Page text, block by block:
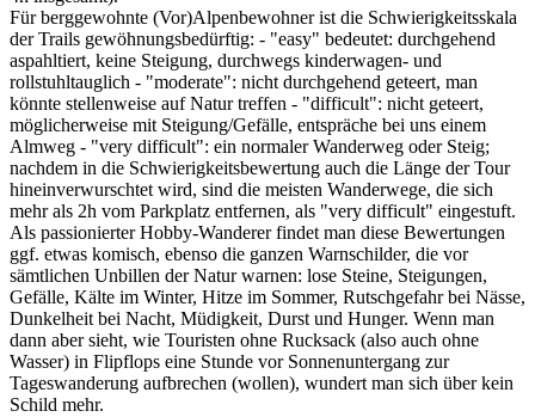
Für berggewohnte (Vor)Alpenbewohner ist die Schwierigkeitsskala
der Trails gewöhnungsbedürftig: - "easy" bedeutet: durchgehend
aspahltiert, keine Steigung, durchwegs kinderwagen- und
rollstuhltauglich - "moderate": nicht durchgehend geteert, man
könnte stellenweise auf Natur treffen - "difficult": nicht geteert,
möglicherweise mit Steigung/Gefälle, entspräche bei uns einem
Almweg - "very difficult": ein normaler Wanderweg oder Steig;
nachdem in die Schwierigkeitsbewertung auch die Länge der Tour
hineinverwurschtet wird, sind die meisten Wanderwege, die sich
mehr als 2h vom Parkplatz entfernen, als "very difficult" eingestuft.
Als passionierter Hobby-Wanderer findet man diese Bewertungen
ggf. etwas komisch, ebenso die ganzen Warnschilder, die vor
sämtlichen Unbillen der Natur warnen: lose Steine, Steigungen,
Gefälle, Kälte im Winter, Hitze im Sommer, Rutschgefahr bei Nässe,
Dunkelheit bei Nacht, Müdigkeit, Durst und Hunger. Wenn man
dann aber sieht, wie Touristen ohne Rucksack (also auch ohne
Wasser) in Flipflops eine Stunde vor Sonnenuntergang zur
Tageswanderung aufbrechen (wollen), wundert man sich über kein
Schild mehr.